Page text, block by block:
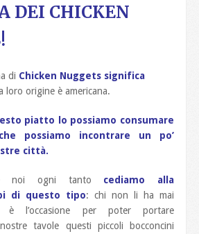
DEI CHICKEN
di Chicken Nuggets significa
loro origine è americana.
piatto lo possiamo consumare
possiamo incontrare un po’
città.
noi ogni tanto cediamo alla
di questo tipo: chi non li ha mai
è l’occasione per poter portare
tavole questi piccoli bocconcini